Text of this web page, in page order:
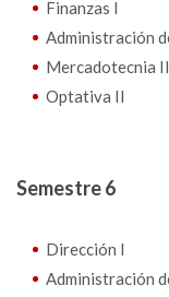
Finanzas I
Administración
Mercadotecnia II
Optativa II
Semestre 6
Dirección I
Administración